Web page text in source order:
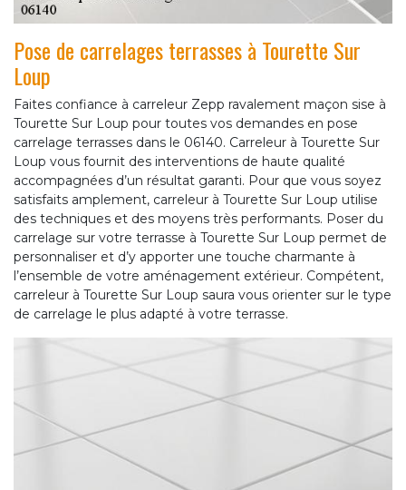
Pose de carrelages terrasses à Tourette Sur
Loup
Faites confiance à carreleur Zepp ravalement maçon sise à
Tourette Sur Loup pour toutes vos demandes en pose
carrelage terrasses dans le 06140. Carreleur à Tourette Sur
Loup vous fournit des interventions de haute qualité
accompagnées d’un résultat garanti. Pour que vous soyez
satisfaits amplement, carreleur à Tourette Sur Loup utilise
des techniques et des moyens très performants. Poser du
carrelage sur votre terrasse à Tourette Sur Loup permet de
personnaliser et d’y apporter une touche charmante à
l’ensemble de votre aménagement extérieur. Compétent,
carreleur à Tourette Sur Loup saura vous orienter sur le type
de carrelage le plus adapté à votre terrasse.